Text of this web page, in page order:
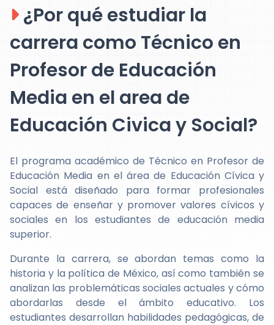
¿Por qué estudiar la
carrera como Técnico en
Profesor de Educación
Media en el area de
Educación Civica y Social?
El programa académico de Técnico en Profesor de
Educación Media en el área de Educación Cívica y
Social está diseñado para formar profesionales
capaces de enseñar y promover valores cívicos y
sociales en los estudiantes de educación media
superior.
Durante la carrera, se abordan temas como la
historia y la política de México, así como también se
analizan las problemáticas sociales actuales y cómo
abordarlas desde el ámbito educativo. Los
estudiantes desarrollan habilidades pedagógicas, de